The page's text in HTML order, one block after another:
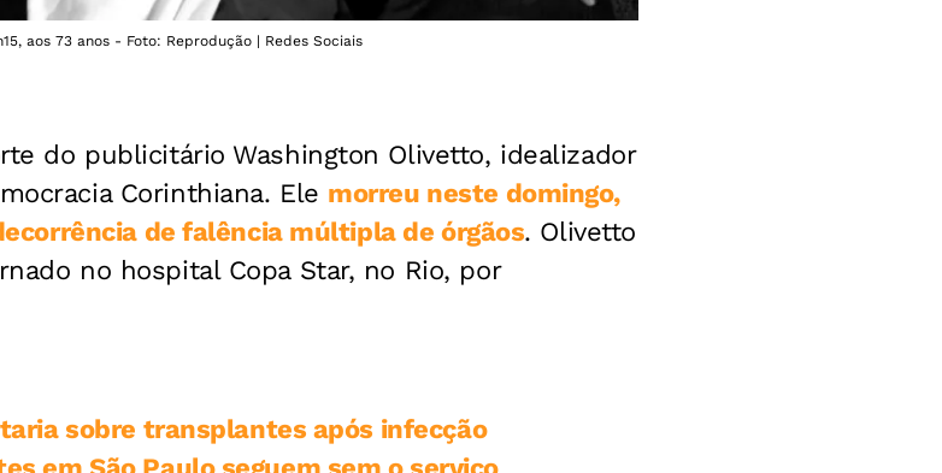
aos 73 anos - Foto: Reprodução | Redes Sociais
do publicitário Washington Olivetto, idealizador
Corinthiana. Ele morreu neste domingo,
de falência múltipla de órgãos. Olivetto
no hospital Copa Star, no Rio, por
sobre transplantes após infecção